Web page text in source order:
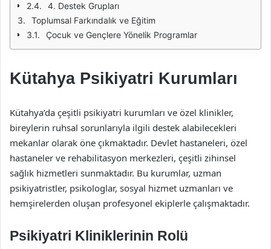
4. Destek Grupları
Toplumsal Farkındalık ve Eğitim
Çocuk ve Gençlere Yönelik Programlar
Kütahya Psikiyatri Kurumları
Kütahya’da çeşitli psikiyatri kurumları ve özel klinikler,
bireylerin ruhsal sorunlarıyla ilgili destek alabilecekleri
mekanlar olarak öne çıkmaktadır. Devlet hastaneleri, özel
hastaneler ve rehabilitasyon merkezleri, çeşitli zihinsel
sağlık hizmetleri sunmaktadır. Bu kurumlar, uzman
psikiyatristler, psikologlar, sosyal hizmet uzmanları ve
hemşirelerden oluşan profesyonel ekiplerle çalışmaktadır.
Psikiyatri Kliniklerinin Rolü